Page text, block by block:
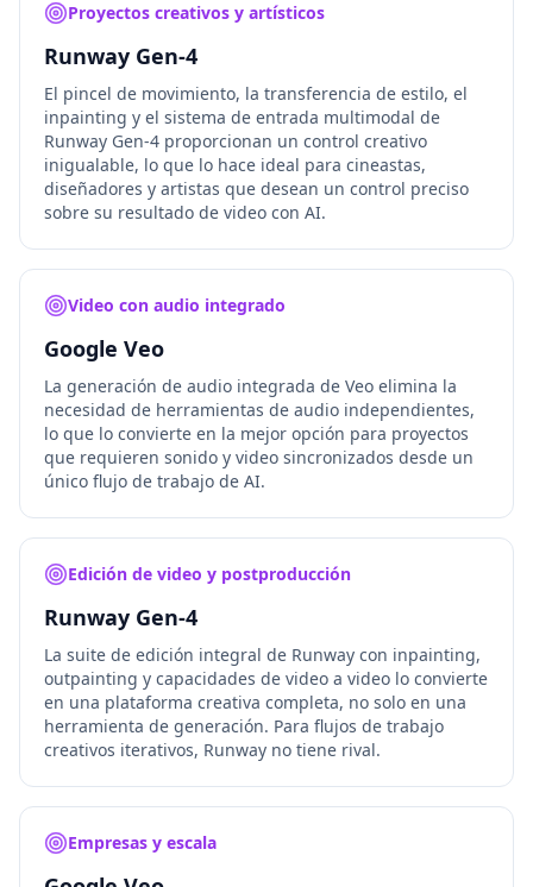
Proyectos creativos y artísticos
Runway Gen-4
El pincel de movimiento, la transferencia de estilo, el
inpainting y el sistema de entrada multimodal de
Runway Gen-4 proporcionan un control creativo
inigualable, lo que lo hace ideal para cineastas,
diseñadores y artistas que desean un control preciso
sobre su resultado de video con AI.
Video con audio integrado
Google Veo
La generación de audio integrada de Veo elimina la
necesidad de herramientas de audio independientes,
lo que lo convierte en la mejor opción para proyectos
que requieren sonido y video sincronizados desde un
único flujo de trabajo de AI.
Edición de video y postproducción
Runway Gen-4
La suite de edición integral de Runway con inpainting,
outpainting y capacidades de video a video lo convierte
en una plataforma creativa completa, no solo en una
herramienta de generación. Para flujos de trabajo
creativos iterativos, Runway no tiene rival.
Empresas y escala